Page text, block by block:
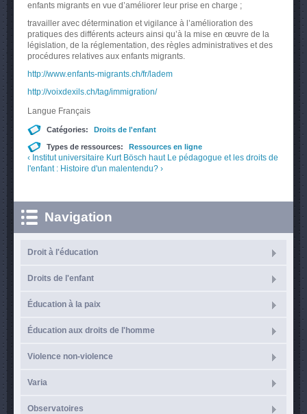
enfants migrants en vue d’améliorer leur prise en charge ;
travailler avec détermination et vigilance à l’amélioration des
pratiques des différents acteurs ainsi qu’à la mise en œuvre de la
législation, de la réglementation, des règles administratives et des
procédures relatives aux enfants migrants.
http://www.enfants-migrants.ch/fr/ladem
http://voixdexils.ch/tag/immigration/
Langue Français
Catégories: Droits de l'enfant
Types de ressources: Ressources en ligne
‹ Institut universitaire Kurt Bösch haut Le pédagogue et les droits de
l'enfant : Histoire d'un malentendu? ›
Navigation
Droit à l'éducation
Droits de l'enfant
Éducation à la paix
Éducation aux droits de l'homme
Violence non-violence
Varia
Observatoires